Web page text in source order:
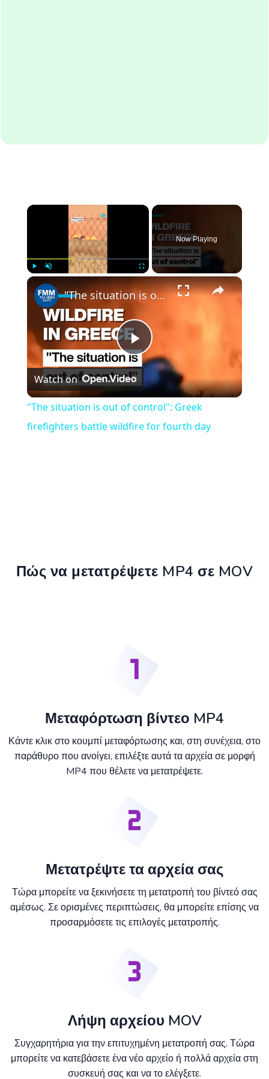
×
Now Playing
×
Play
Video
"The situation is out of control": Greek firefighters battle wildfire for fourth day
Watch on
"The situation is out of control": Greek
firefighters battle wildfire for fourth day
Πώς να μετατρέψετε MP4 σε MOV
Μεταφόρτωση βίντεο MP4
Κάντε κλικ στο κουμπί μεταφόρτωσης και, στη συνέχεια, στο
παράθυρο που ανοίγει, επιλέξτε αυτά τα αρχεία σε μορφή
MP4 που θέλετε να μετατρέψετε.
Μετατρέψτε τα αρχεία σας
Τώρα μπορείτε να ξεκινήσετε τη μετατροπή του βίντεό σας
αμέσως. Σε ορισμένες περιπτώσεις, θα μπορείτε επίσης να
προσαρμόσετε τις επιλογές μετατροπής.
Λήψη αρχείου MOV
Συγχαρητήρια για την επιτυχημένη μετατροπή σας. Τώρα
μπορείτε να κατεβάσετε ένα νέο αρχείο ή πολλά αρχεία στη
συσκευή σας και να το ελέγξετε.